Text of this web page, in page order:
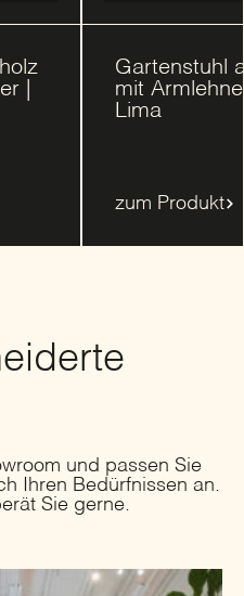
|
Gartenstuhl
mit
Lima
zum Produkt
und passen Sie
Ihren Bedürfnissen an.
Sie gerne.